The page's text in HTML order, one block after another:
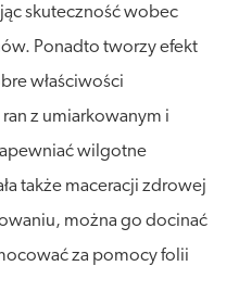
skuteczność wobec
Ponadto tworzy efekt
właściwości
z umiarkowanym i
wilgotne
także maceracji zdrowej
można go docinać
za pomocy folii